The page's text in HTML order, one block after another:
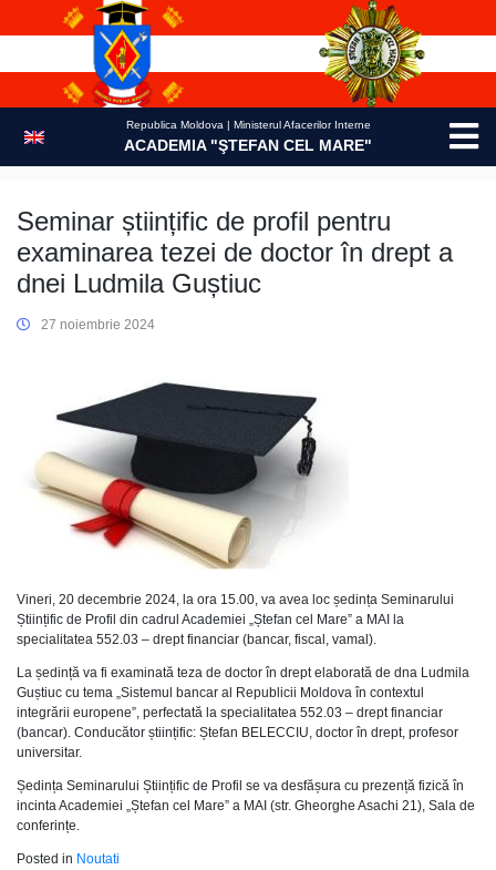
Republica Moldova | Ministerul Afacerilor Interne
ACADEMIA "ŞTEFAN CEL MARE"
Seminar științific de profil pentru
examinarea tezei de doctor în drept a
dnei Ludmila Guștiuc
27 noiembrie 2024
Vineri, 20 decembrie 2024, la ora 15.00, va avea loc ședința Seminarului
Științific de Profil din cadrul Academiei „Ștefan cel Mare” a MAI la
specialitatea 552.03 – drept financiar (bancar, fiscal, vamal).
La ședință va fi examinată teza de doctor în drept elaborată de dna Ludmila
Guștiuc cu tema „Sistemul bancar al Republicii Moldova în contextul
integrării europene”, perfectată la specialitatea 552.03 – drept financiar
(bancar). Conducător științific: Ștefan BELECCIU, doctor în drept, profesor
universitar.
Ședința Seminarului Științific de Profil se va desfășura cu prezență fizică în
incinta Academiei „Ștefan cel Mare” a MAI (str. Gheorghe Asachi 21), Sala de
conferințe.
Posted in Noutati